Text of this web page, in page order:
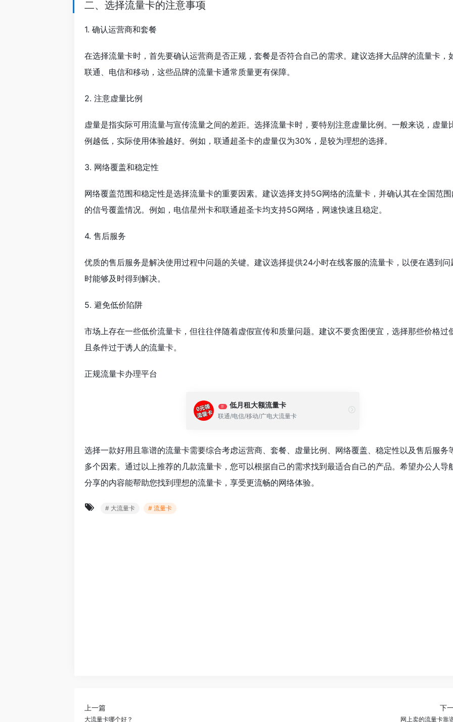
二、选择流量卡的注意事项
1. 确认运营商和套餐
在选择流量卡时，首先要确认运营商是否正规，套餐是否符合自己的需求。建议选择大品牌的流量卡，
联通、电信和移动，这些品牌的流量卡通常质量更有保障。
2. 注意虚量比例
虚量是指实际可用流量与宣传流量之间的差距。选择流量卡时，要特别注意虚量比例。一般来说，虚量
例越低，实际使用体验越好。例如，联通超圣卡的虚量仅为30%，是较为理想的选择。
3. 网络覆盖和稳定性
网络覆盖范围和稳定性是选择流量卡的重要因素。建议选择支持5G网络的流量卡，并确认其在全国范围
的信号覆盖情况。例如，电信星州卡和联通超圣卡均支持5G网络，网速快速且稳定。
4. 售后服务
优质的售后服务是解决使用过程中问题的关键。建议选择提供24小时在线客服的流量卡，以便在遇到问
时能够及时得到解决。
5. 避免低价陷阱
市场上存在一些低价流量卡，但往往伴随着虚假宣传和质量问题。建议不要贪图便宜，选择那些价格过
且条件过于诱人的流量卡。
正规流量卡办理平台
荐 低月租大额流量卡
联通/电信/移动/广电大流量卡
选择一款好用且靠谱的流量卡需要综合考虑运营商、套餐、虚量比例、网络覆盖、稳定性以及售后服务
多个因素。通过以上推荐的几款流量卡，您可以根据自己的需求找到最适合自己的产品。希望办公人导
分享的内容能帮助您找到理想的流量卡，享受更流畅的网络体验。
# 大流量卡 # 流量卡
上一篇
大流量卡哪个好？
下
网上卖的流量卡靠